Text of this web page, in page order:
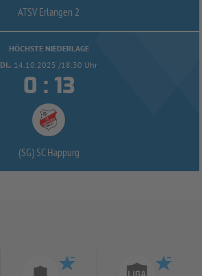
ATSV Erlangen 2
HÖCHSTE NIEDERLAGE
DI.. 14.10.2025 /18:30 Uhr
 : 
(SG) SC Happurg